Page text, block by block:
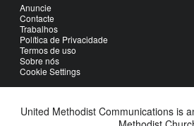
Anuncie
Contacte
Trabalhos
Política de Privacidade
Termos de uso
Sobre nós
Cookie Settings
United Methodist Communications is